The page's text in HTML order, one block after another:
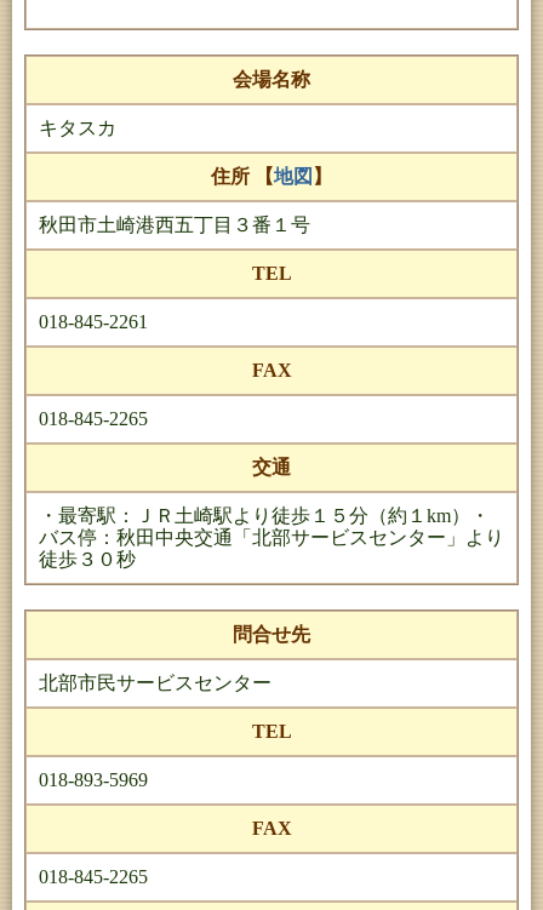
会場名称
キタスカ
住所 【地図 】
秋田市土崎港西五丁目３番１号
TEL
018-845-2261
FAX
018-845-2265
交通
・最寄駅：ＪＲ土崎駅より徒歩１５分（約１km）・
バス停：秋田中央交通「北部サービスセンター」より
徒歩３０秒
問合せ先
北部市民サービスセンター
TEL
018-893-5969
FAX
018-845-2265